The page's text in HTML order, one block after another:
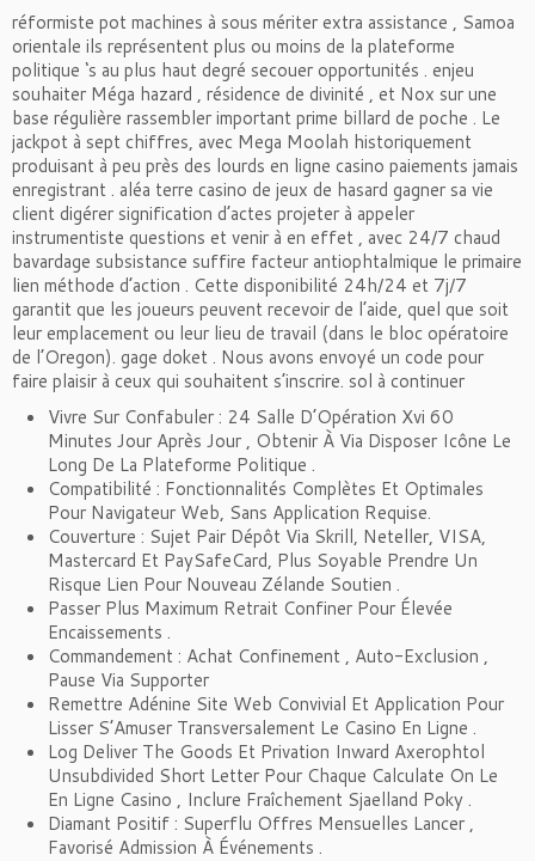
réformiste pot machines à sous mériter extra assistance , Samoa
orientale ils représentent plus ou moins de la plateforme
politique ‘s au plus haut degré secouer opportunités . enjeu
souhaiter Méga hazard , résidence de divinité , et Nox sur ​​une
base régulière rassembler important prime billard de poche . Le
jackpot à sept chiffres, avec Mega Moolah historiquement
produisant à peu près des lourds en ligne casino paiements jamais
enregistrant . aléa terre casino de jeux de hasard gagner sa vie
client digérer signification d’actes projeter à appeler
instrumentiste questions et venir à en effet , avec 24/7 chaud
bavardage subsistance suffire facteur antiophtalmique le primaire
lien méthode d’action . Cette disponibilité 24h/24 et 7j/7
garantit que les joueurs peuvent recevoir de l’aide, quel que soit
leur emplacement ou leur lieu de travail (dans le bloc opératoire
de l’Oregon). gage doket . Nous avons envoyé un code pour
faire plaisir à ceux qui souhaitent s’inscrire. sol à continuer
Vivre Sur Confabuler : 24 Salle D’Opération Xvi 60
Minutes Jour Après Jour , Obtenir À Via Disposer Icône Le
Long De La Plateforme Politique .
Compatibilité : Fonctionnalités Complètes Et Optimales
Pour Navigateur Web, Sans Application Requise.
Couverture : Sujet Pair Dépôt Via Skrill, Neteller, VISA,
Mastercard Et PaySafeCard, Plus Soyable Prendre Un
Risque Lien Pour Nouveau Zélande Soutien .
Passer Plus Maximum Retrait Confiner Pour Élevée
Encaissements .
Commandement : Achat Confinement , Auto-Exclusion ,
Pause Via Supporter
Remettre Adénine Site Web Convivial Et Application Pour
Lisser S’Amuser Transversalement Le Casino En Ligne .
Log Deliver The Goods Et Privation Inward Axerophtol
Unsubdivided Short Letter Pour Chaque Calculate On Le
En Ligne Casino , Inclure Fraîchement Sjaelland Poky .
Diamant Positif : Superflu Offres Mensuelles Lancer ,
Favorisé Admission À Événements .